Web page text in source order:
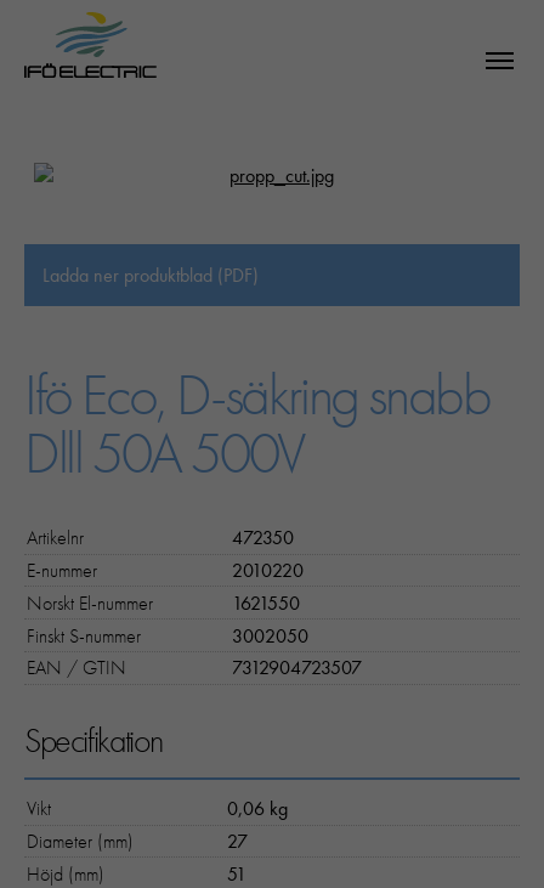
Ladda ner produktblad (PDF)
Ifö Eco, D-säkring snabb
Dlll 50A 500V
Artikelnr
472350
E-nummer
2010220
Norskt El-nummer
1621550
Finskt S-nummer
3002050
EAN / GTIN
7312904723507
Specifikation
Vikt
0,06 kg
Diameter (mm)
27
Höjd (mm)
51